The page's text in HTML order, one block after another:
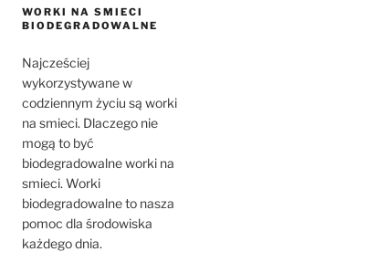
WORKI NA SMIECI
BIODEGRADOWALNE
Najcześciej
wykorzystywane w
codziennym życiu są worki
na smieci. Dlaczego nie
mogą to być
biodegradowalne worki na
smieci. Worki
biodegradowalne to nasza
pomoc dla środowiska
każdego dnia.